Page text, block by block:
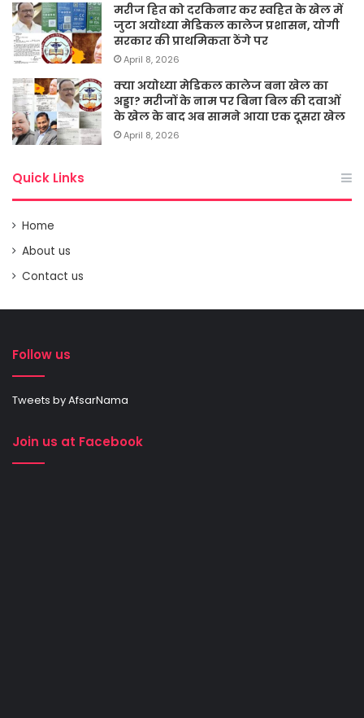
मरीज हित को दरकिनार कर स्वहित के खेल में
जुटा अयोध्या मेडिकल कालेज प्रशासन, योगी
सरकार की प्राथमिकता ठेंगे पर
April 8, 2026
क्या अयोध्या मेडिकल कालेज बना खेल का
अड्डा? मरीजों के नाम पर बिना बिल की दवाओं
के खेल के बाद अब सामने आया एक दूसरा खेल
April 8, 2026
Quick Links
Home
About us
Contact us
Follow us
Tweets by AfsarNama
Join us at Facebook